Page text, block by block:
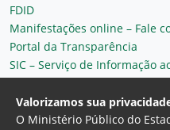
FDID
Manifestações online – Fale
Portal da Transparência
SIC – Serviço de Informação
Plantão MP do Ceará
Secretaria Geral
Valorizamos sua
O Ministério Público do